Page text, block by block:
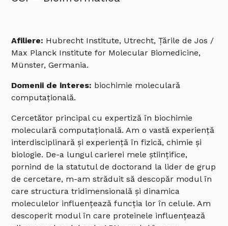
Afiliere: Hubrecht Institute, Utrecht, Țările de Jos /
Max Planck Institute for Molecular Biomedicine,
Münster, Germania.
Domenii de interes: biochimie moleculară
computațională.
Cercetător principal cu expertiză în biochimie
moleculară computațională. Am o vastă experiență
interdisciplinară și experiență în fizică, chimie și
biologie. De-a lungul carierei mele științifice,
pornind de la statutul de doctorand la lider de grup
de cercetare, m-am străduit să descopăr modul în
care structura tridimensională și dinamica
moleculelor influențează funcția lor în celule. Am
descoperit modul în care proteinele influențează